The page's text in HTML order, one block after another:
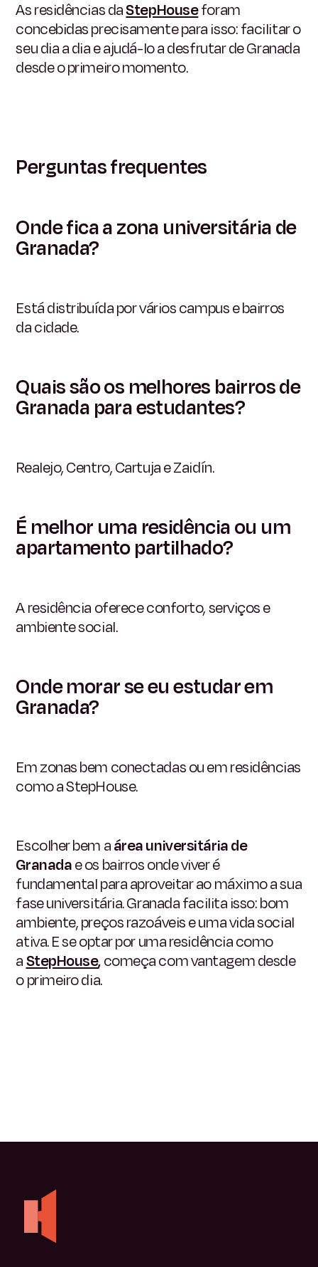
As residências daStepHouseforam
concebidas precisamente para isso: facilitar o
seu dia a dia e ajudá-lo a desfrutar de Granada
desde o primeiro momento.
Perguntas frequentes
Onde fica a zona universitária de
Granada?
Está distribuída por vários campus e bairros
da cidade.
Quais são os melhores bairros de
Granada para estudantes?
Realejo, Centro, Cartuja e Zaidín.
É melhor uma residência ou um
apartamento partilhado?
A residência oferece conforto, serviços e
ambiente social.
Onde morar se eu estudar em
Granada?
Em zonas bem conectadas ou em residências
como a StepHouse.
Escolher bem aárea universitária de
Granadae os bairros onde viver é
fundamental para aproveitar ao máximo a sua
fase universitária. Granada facilita isso: bom
ambiente, preços razoáveis e uma vida social
ativa. E se optar por uma residência como
aStepHouse,começa com vantagem desde
o primeiro dia.